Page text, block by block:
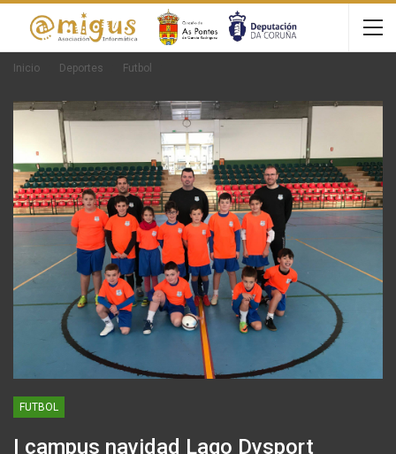
Inicio Deportes Futbol
FUTBOL
I campus navidad Lago Dvsport